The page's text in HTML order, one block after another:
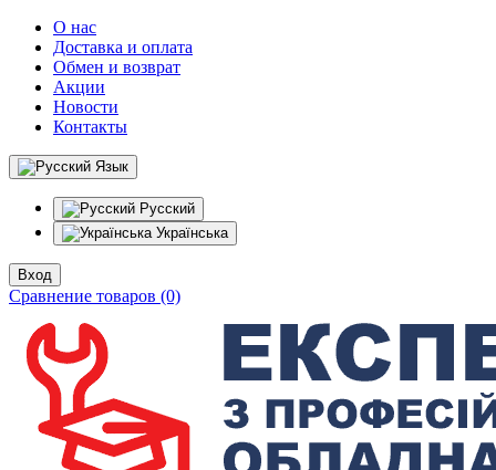
О нас
Доставка и оплата
Обмен и возврат
Акции
Новости
Контакты
Язык
Русский
Українська
Вход
Сравнение товаров (0)